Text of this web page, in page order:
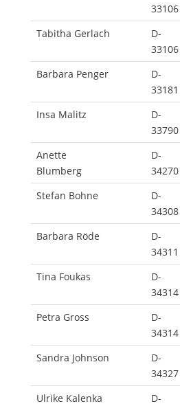
33106
Tabitha Gerlach
D-
33106
Barbara Penger
D-
33181
Insa Malitz
D-
33790
Anette
Blumberg
D-
34270
Stefan Bohne
D-
34308
Barbara Röde
D-
34311
Tina Foukas
D-
34314
Petra Gross
D-
34314
Sandra Johnson
D-
34327
Ulrike Kalenka
D-